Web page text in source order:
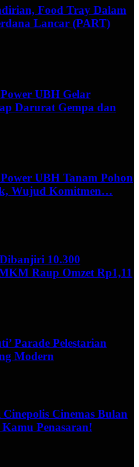
Food Tray Dalam
Lancar (PART)
UBH Gelar
Darurat Gempa dan
UBH Tanam Pohon
Wujud Komitmen…
10.300
Raup Omzet Rp1,11
Parade Pelestarian
Modern
Cinemas Bulan
Penasaran!